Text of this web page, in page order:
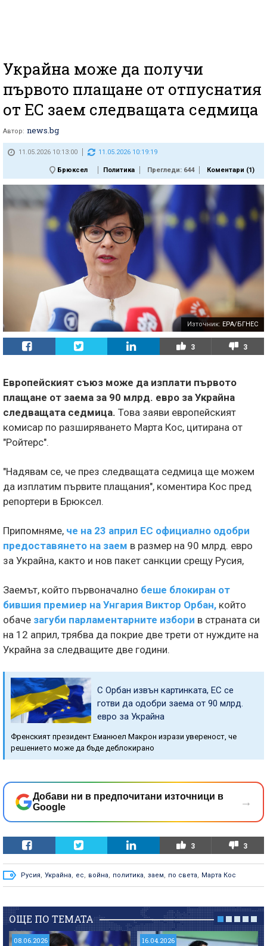
Украйна може да получи
първото плащане от отпуснатия
от ЕС заем следващата седмица
Автор: news.bg
11.05.2026 10:13:00 11.05.2026 10:19:19
Брюксел Политика Прегледи: 644 Коментари (1)
Източник: EPA/БГНЕС
3 3
Европейският съюз може да изплати първото
плащане от заема за 90 млрд. евро за Украйна
следващата седмица. Това заяви европейският
комисар по разширяването Марта Кос, цитирана от
"Ройтерс".
"Надявам се, че през следващата седмица ще можем
да изплатим първите плащания", коментира Кос пред
репортери в Брюксел.
Припомняме, че на 23 април ЕС официално одобри
предоставянето на заем в размер на 90 млрд. евро
за Украйна, както и нов пакет санкции срещу Русия,
Заемът, който първоначално беше блокиран от
бившия премиер на Унгария Виктор Орбан, който
обаче загуби парламентарните избори в страната си
на 12 април, трябва да покрие две трети от нуждите на
Украйна за следващите две години.
С Орбан извън картинката, ЕС се
готви да одобри заема от 90 млрд.
евро за Украйна
Френският президент Еманюел Макрон изрази увереност, че
решението може да бъде деблокирано
Добави ни в предпочитани източници в
Google
→
3 3
Русия, Украйна, ес, война, политика, заем, по света, Марта Кос
ОЩЕ ПО ТЕМАТА
08.06.2026 16.04.2026